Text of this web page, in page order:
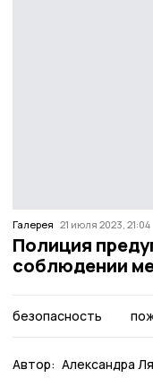
Галерея 21 июля 2023, 21:04
Полиция
соблюдении
безопасность
Автор: Александра